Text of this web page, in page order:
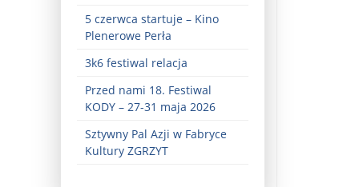
5 czerwca startuje – Kino
Plenerowe Perła
3k6 festiwal relacja
Przed nami 18. Festiwal
KODY – 27-31 maja 2026
Sztywny Pal Azji w Fabryce
Kultury ZGRZYT